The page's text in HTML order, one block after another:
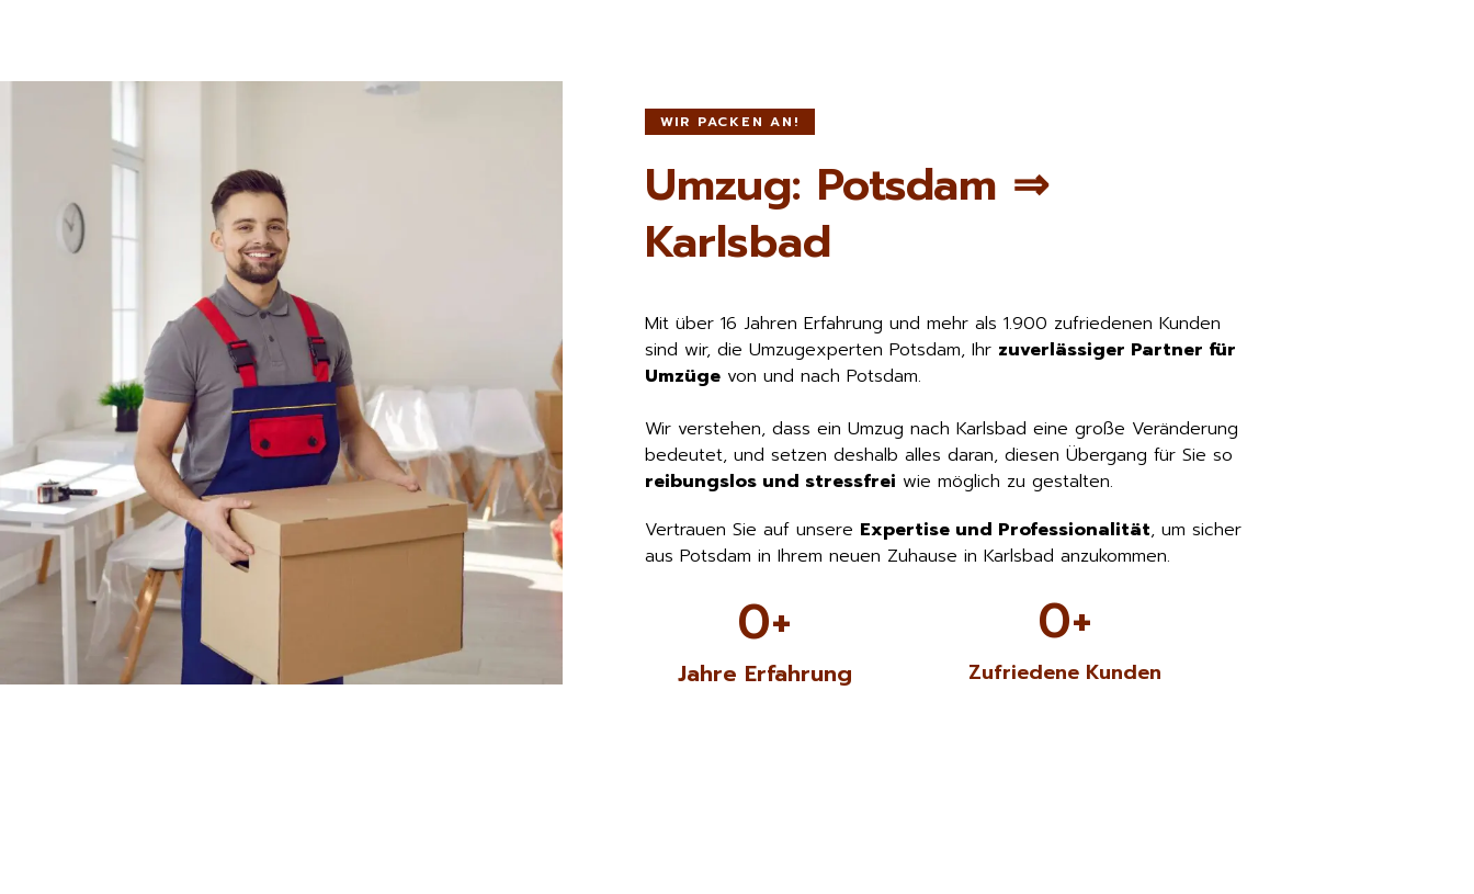
WIR PACKEN AN!
Umzug: Potsdam ⇒
Karlsbad
Mit über 16 Jahren Erfahrung und mehr als 1.900 zufriedenen Kunden
sind wir, die Umzugexperten Potsdam, Ihr zuverlässiger Partner für
Umzügevon und nach Potsdam.
Wir verstehen, dass ein Umzug nach Karlsbad eine große Veränderung
bedeutet, und setzen deshalb alles daran, diesen Übergang für Sie so
reibungslos und stressfrei wie möglich zu gestalten.
Vertrauen Sie auf unsere Expertise und Professionalität, um sicher
aus Potsdam in Ihrem neuen Zuhause in Karlsbad anzukommen.
0+
Jahre Erfahrung
0+
Zufriedene Kunden